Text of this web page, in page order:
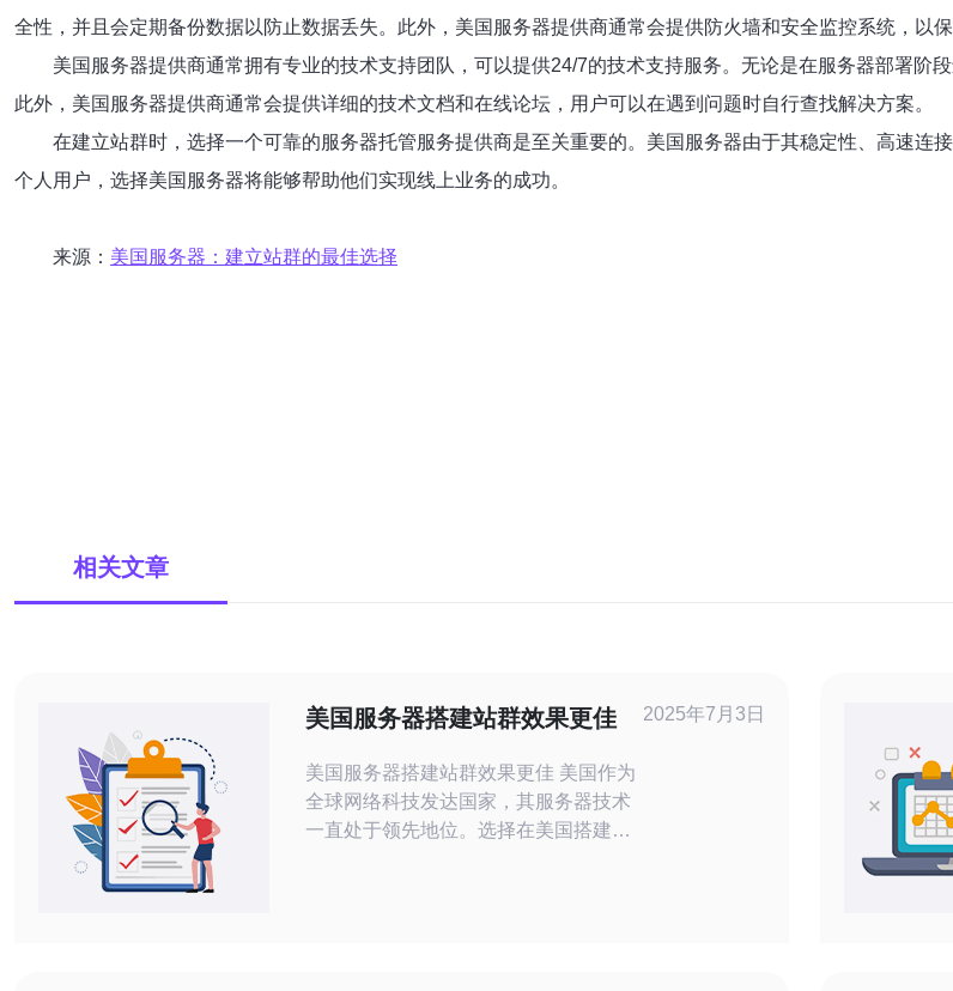
全性，并且会定期备份数据以防止数据丢失。此外，美国服务器提供商通常会提供防火墙和安全监控系统，以保
美国服务器提供商通常拥有专业的技术支持团队，可以提供24/7的技术支持服务。无论是在服务器部署阶
此外，美国服务器提供商通常会提供详细的技术文档和在线论坛，用户可以在遇到问题时自行查找解决方案。
在建立站群时，选择一个可靠的服务器托管服务提供商是至关重要的。美国服务器由于其稳定性、高速连
个人用户，选择美国服务器将能够帮助他们实现线上业务的成功。
来源： 美国服务器：建立站群的最佳选择
相关文章
美国服务器搭建站群效果更佳
美国服务器搭建站群效果更佳 美国作为
全球网络科技发达国家，其服务器技术
一直处于领先地位。选择在美国搭建站
2025年7月3日